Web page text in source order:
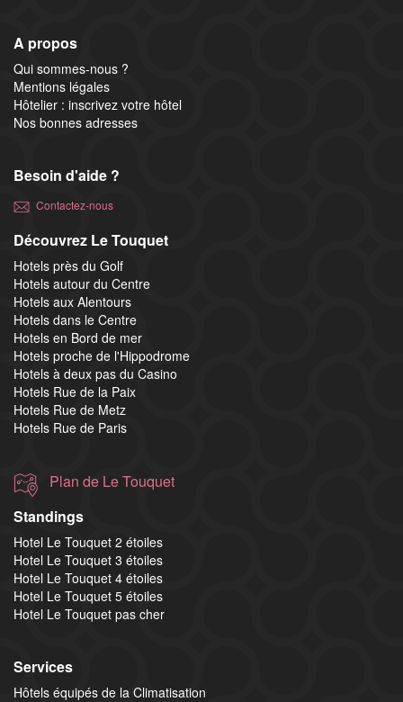
A propos
Qui sommes-nous ?
Mentions légales
Hôtelier : inscrivez votre hôtel
Nos bonnes adresses
Besoin d'aide ?
Contactez-nous
Découvrez Le Touquet
Hotels près du Golf
Hotels autour du Centre
Hotels aux Alentours
Hotels dans le Centre
Hotels en Bord de mer
Hotels proche de l'Hippodrome
Hotels à deux pas du Casino
Hotels Rue de la Paix
Hotels Rue de Metz
Hotels Rue de Paris
Plan de Le Touquet
Standings
Hotel Le Touquet 2 étoiles
Hotel Le Touquet 3 étoiles
Hotel Le Touquet 4 étoiles
Hotel Le Touquet 5 étoiles
Hotel Le Touquet pas cher
Services
Hôtels équipés de la Climatisation